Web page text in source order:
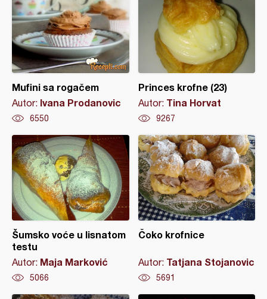
Mufini sa rogačem
Autor: Ivana Prodanovic
6550
Princes krofne (23)
Autor: Tina Horvat
9267
Šumsko voće u lisnatom
testu
Autor: Maja Marković
5066
Čoko krofnice
Autor: Tatjana Stojanovic
5691